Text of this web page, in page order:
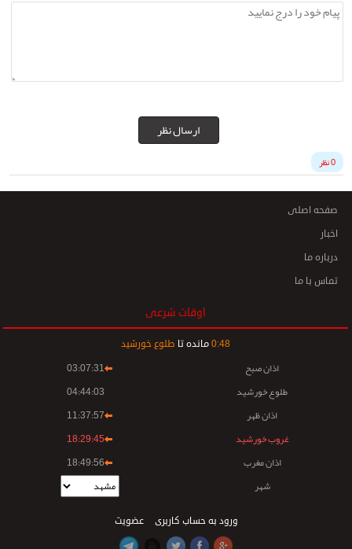
ارسال نظر
0 نظر
صفحه اصلی
اخبار
درباره ما
تماس با ما
اوقات شرعی
0:48 مانده تا طلوع خورشید
اذان صبح
03:07:31
طلوع خورشید
04:44:03
اذان ظهر
11:37:57
غروب خورشید
18:29:45
اذان مغرب
18:49:56
شهر
عضویت ورود به حساب کاربری